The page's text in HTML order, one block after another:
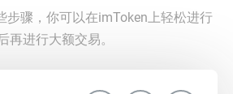
步骤，你可以在imToken上轻松进行
进行大额交易。